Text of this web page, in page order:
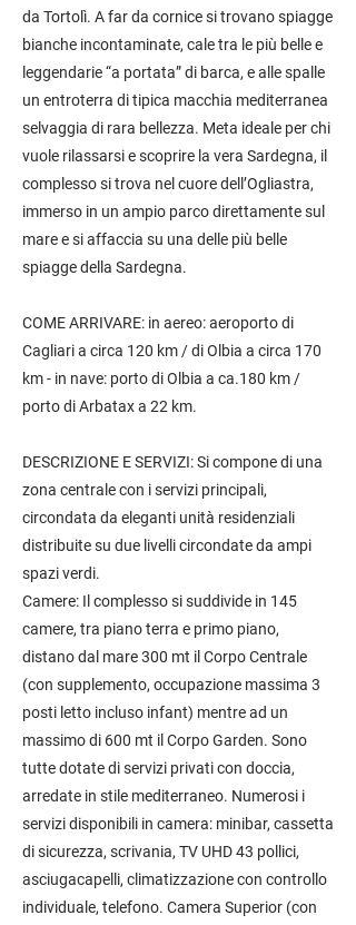
da Tortolì. A far da cornice si trovano spiagge
bianche incontaminate, cale tra le più belle e
leggendarie “a portata” di barca, e alle spalle
un entroterra di tipica macchia mediterranea
selvaggia di rara bellezza. Meta ideale per chi
vuole rilassarsi e scoprire la vera Sardegna, il
complesso si trova nel cuore dell’Ogliastra,
immerso in un ampio parco direttamente sul
mare e si affaccia su una delle più belle
spiagge della Sardegna.
COME ARRIVARE: in aereo: aeroporto di
Cagliari a circa 120 km / di Olbia a circa 170
km - in nave: porto di Olbia a ca.180 km /
porto di Arbatax a 22 km.
DESCRIZIONE E SERVIZI: Si compone di una
zona centrale con i servizi principali,
circondata da eleganti unità residenziali
distribuite su due livelli circondate da ampi
spazi verdi.
Camere: Il complesso si suddivide in 145
camere, tra piano terra e primo piano,
distano dal mare 300 mt il Corpo Centrale
(con supplemento, occupazione massima 3
posti letto incluso infant) mentre ad un
massimo di 600 mt il Corpo Garden. Sono
tutte dotate di servizi privati con doccia,
arredate in stile mediterraneo. Numerosi i
servizi disponibili in camera: minibar, cassetta
di sicurezza, scrivania, TV UHD 43 pollici,
asciugacapelli, climatizzazione con controllo
individuale, telefono. Camera Superior (con